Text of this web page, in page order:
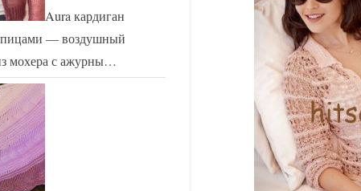
Aura кардиган
— воздушный
мохера с ажурны…